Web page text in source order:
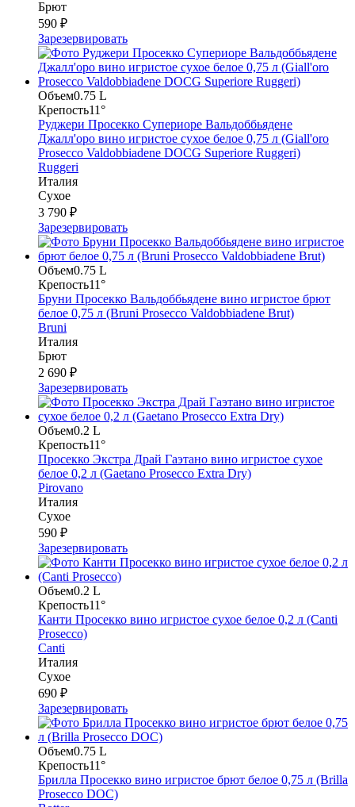
Брют
590 ₽
Зарезервировать
Объем0.75 L
Крепость11°
Руджери Просекко Супериоре Вальдоббьядене
Джалл'оро вино игристое сухое белое 0,75 л (Giall'oro
Prosecco Valdobbiadene DOCG Superiore Ruggeri)
Ruggeri
Италия
Сухое
3 790 ₽
Зарезервировать
Объем0.75 L
Крепость11°
Бруни Просекко Вальдоббьядене вино игристое брют
белое 0,75 л (Bruni Prosecco Valdobbiadene Brut)
Bruni
Италия
Брют
2 690 ₽
Зарезервировать
Объем0.2 L
Крепость11°
Просекко Экстра Драй Гаэтано вино игристое сухое
белое 0,2 л (Gaetano Prosecco Extra Dry)
Pirovano
Италия
Сухое
590 ₽
Зарезервировать
Объем0.2 L
Крепость11°
Канти Просекко вино игристое сухое белое 0,2 л (Canti
Prosecco)
Canti
Италия
Сухое
690 ₽
Зарезервировать
Объем0.75 L
Крепость11°
Брилла Просекко вино игристое брют белое 0,75 л (Brilla
Prosecco DOC)